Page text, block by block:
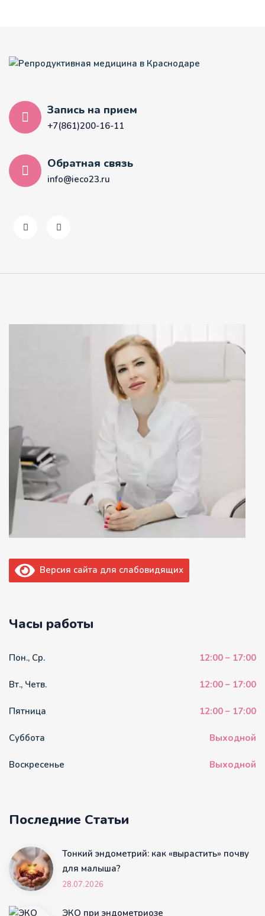
Запись на прием
+7(861)200-16-11
Обратная связь
info@ieco23.ru
Версия сайта для слабовидящих
Часы работы
Пон., Ср. 12:00 – 17:00
Вт., Четв. 12:00 – 17:00
Пятница 12:00 – 17:00
Суббота Выходной
Воскресенье Выходной
Последние Статьи
Тонкий эндометрий: как «вырастить» почву
для малыша?
28.07.2026
ЭКО при эндометриозе